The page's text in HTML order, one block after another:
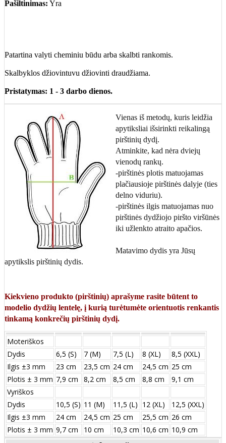
Pašiltinimas: Yra
Patartina valyti cheminiu būdu arba skalbti rankomis.
Skalbyklos džiovintuvu džiovinti draudžiama.
Pristatymas: 1 - 3 darbo dienos.
Vienas iš metodų, kuris leidžia
apytiksliai išsirinkti reikalingą
pirštinių dydį.
Atminkite, kad nėra dviejų
vienodų rankų.
-pirštinės plotis matuojamas
plačiausioje pirštinės dalyje (ties
delno viduriu).
-pirštinės ilgis matuojamas nuo
pirštinės dydžiojo piršto viršūnės
iki užlenkto atraito apačios.
Matavimo dydis yra Jūsų
apytikslis pirštinių dydis.
Kiekvieno produkto (pirštinių) aprašyme rasite būtent to
modelio dydžių lentelę, į kurią turėtumėte orientuotis renkantis
tinkamą konkrečių pirštinių dydį.
Moteriškos
Dydis
6,5 (S) 7 (M) 7,5 (L) 8 (XL)
8,5 (XXL)
Ilgis ±3 mm
23 cm 23,5 cm 24 cm 24,5 cm 25 cm
Plotis ± 3 mm 7,9 cm 8,2 cm 8,5 cm 8,8 cm
9,1 cm
Vyriškos
Dydis
10,5 (S) 11 (M) 11,5 (L) 12 (XL)
12,5 (XXL)
Ilgis ±3 mm
24 сm 24,5 сm 25 сm 25,5 сm 26 сm
Plotis ± 3 mm 9,7 сm 10 сm 10,3 сm 10,6 сm 10,9 сm